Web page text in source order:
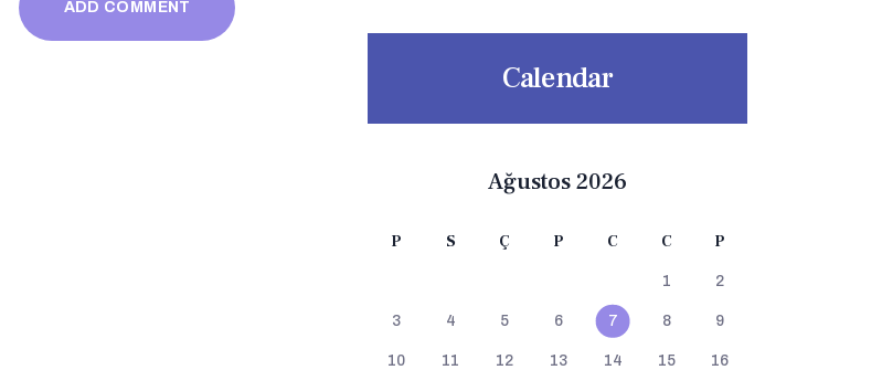
Calendar
Ağustos 2026
P S Ç P C C P
1 2
3 4 5 6 7 8 9
10 11 12 13 14 15 16